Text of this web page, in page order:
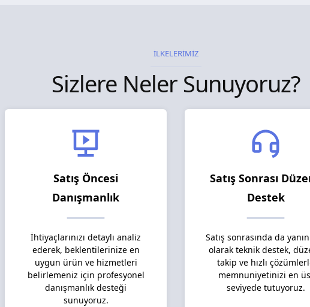
İLKELERİMİZ
Sizlere Neler Sunuyoruz?
Satış Öncesi
Danışmanlık
İhtiyaçlarınızı detaylı analiz
ederek, beklentilerinize en
uygun ürün ve hizmetleri
belirlemeniz için profesyonel
danışmanlık desteği
sunuyoruz.
Satış Sonrası
Destek
Satış sonrasında da
olarak teknik destek,
takip ve hızlı
memnuniyetinizi en
seviyede tutuyoruz.